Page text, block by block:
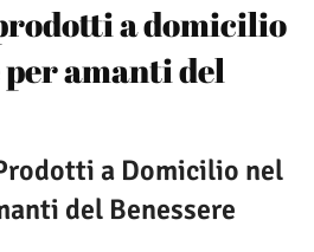
a domicilio
amanti del
a Domicilio nel
del Benessere